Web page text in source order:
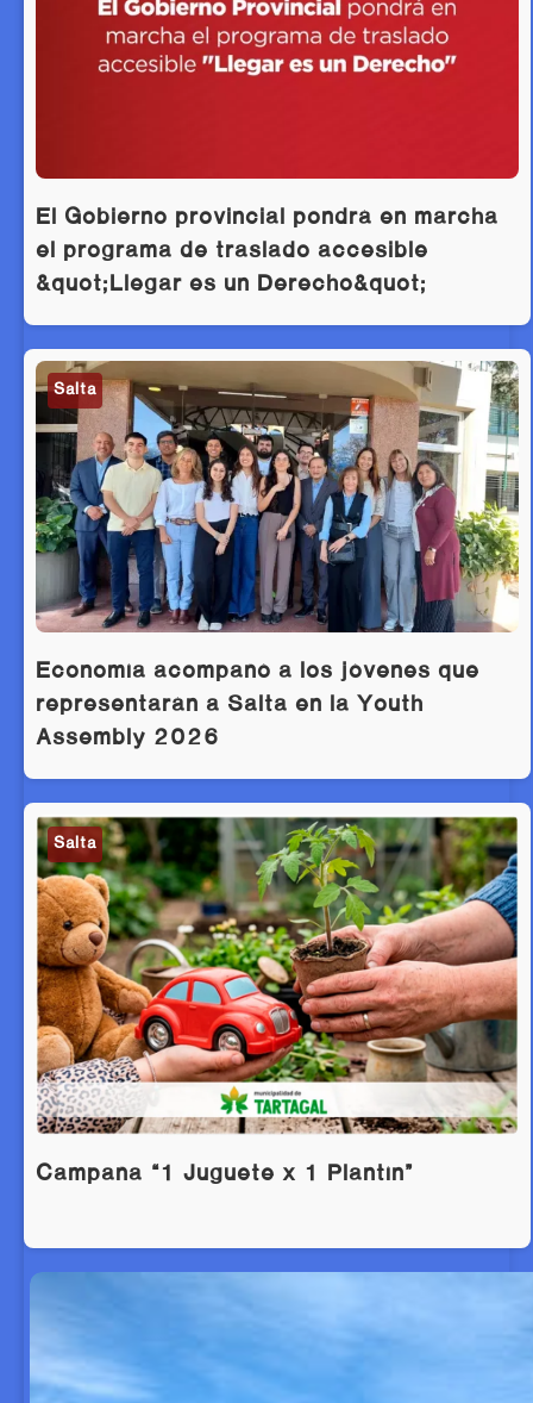
El Gobierno provincial pondrá en marcha
el programa de traslado accesible
&quot;Llegar es un Derecho&quot;
Salta
Economía acompañó a los jóvenes que
representarán a Salta en la Youth
Assembly 2026
Salta
Campaña “1 Juguete x 1 Plantín”